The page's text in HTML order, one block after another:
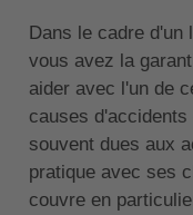
Dans le cadre d'un
vous avez la
aider avec l'un de
causes
souvent dues aux
pratique avec ses
couvre en